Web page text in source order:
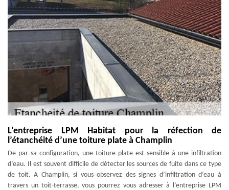
L’entreprise LPM Habitat pour la réfection de
l’étanchéité d’une toiture plate à Champlin
De par sa configuration, une toiture plate est sensible à une infiltration
d’eau. Il est souvent difficile de détecter les sources de fuite dans ce type
de toit. A Champlin, si vous observez des signes d’infiltration d’eau à
travers un toit-terrasse, vous pourrez vous adresser à l’entreprise LPM